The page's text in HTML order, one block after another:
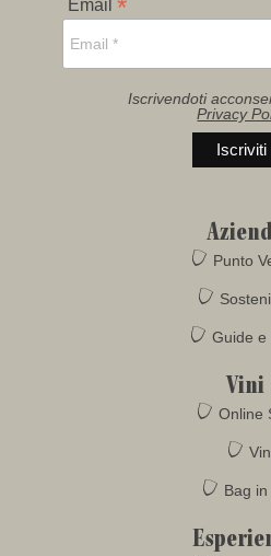
Email *
Iscrivendoti
Privacy
Punto
Guide e
Vini
Online
Bag